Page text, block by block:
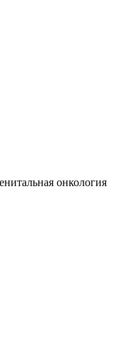
онкология